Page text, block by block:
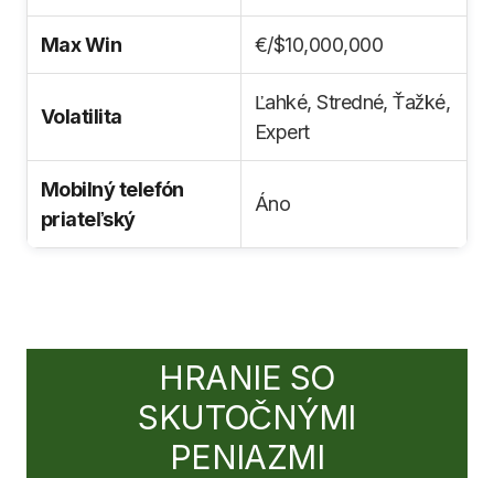
Max Win €/$10,000,000
Volatilita
Ľahké, Stredné, Ťažké,
Expert
Mobilný telefón
priateľský
Áno
HRANIE SO
SKUTOČNÝMI
PENIAZMI